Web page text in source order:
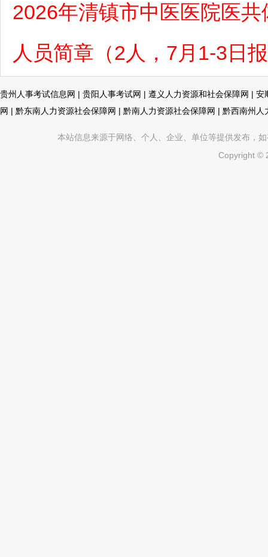
2026年清镇市中医医院医
人员简章（2人，7月1-3日
贵州人事考试信息网 | 贵阳人事考试网 | 遵义人力资源和社会保障网 | 安
网 | 黔东南人力资源社会保障网 | 黔南人力资源社会保障网 | 黔西南州人
本站信息来源于网络、个人、企业、单位等提供发布，
Copyright ©